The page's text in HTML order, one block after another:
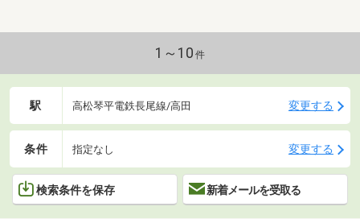
1～10 件
駅 高松琴平電鉄長尾線/高田 変更する
条件 指定なし 変更する
検索条件を保存 新着メールを受取る